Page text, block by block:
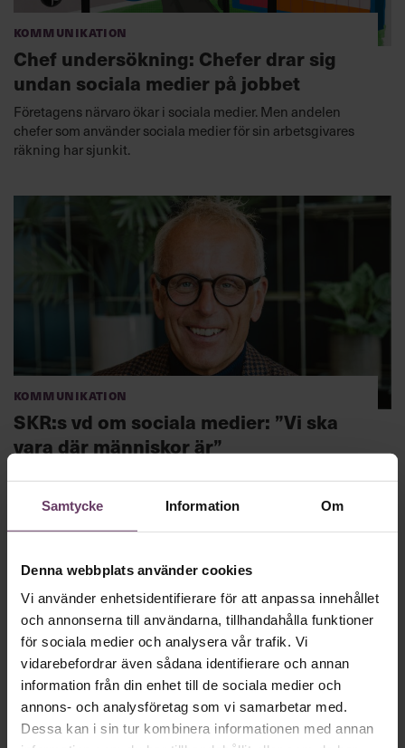
Samtycke Information Om
Denna webbplats använder cookies
Vi använder enhetsidentifierare för att anpassa innehållet
och annonserna till användarna, tillhandahålla funktioner
för sociala medier och analysera vår trafik. Vi
vidarebefordrar även sådana identifierare och annan
information från din enhet till de sociala medier och
annons- och analysföretag som vi samarbetar med.
Dessa kan i sin tur kombinera informationen med annan
Kommunikation
Chef undersökning: Chefer drar sig
undan sociala medier på jobbet
Företagens närvaro ökar i sociala medier. Men andelen
chefer som använder sociala medier för sin arbetsgivares
räkning har sjunkit.
Kommunikation
SKR:s vd om sociala medier: ”Vi ska
vara där människor är”
Inspiration från Chefakademin